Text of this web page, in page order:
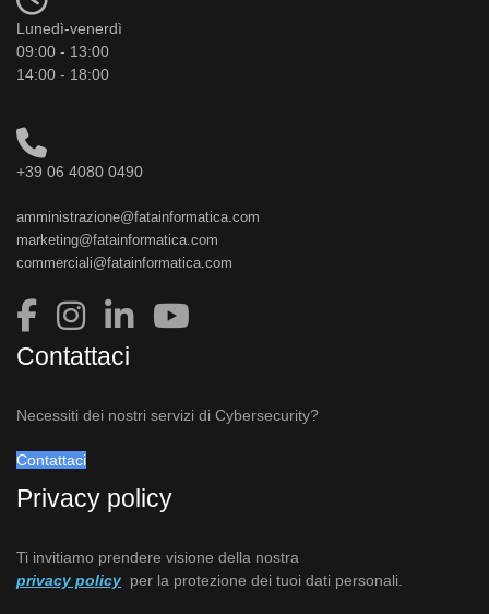
Lunedì-venerdì
09:00 - 13:00
14:00 - 18:00
+39 06 4080 0490
amministrazione@fatainformatica.com
marketing@fatainformatica.com
commerciali@fatainformatica.com
Contattaci
Necessiti dei nostri servizi di Cybersecurity?
Contattaci
Privacy policy
Ti invitiamo prendere visione della nostra
privacy policy per la protezione dei tuoi dati personali.